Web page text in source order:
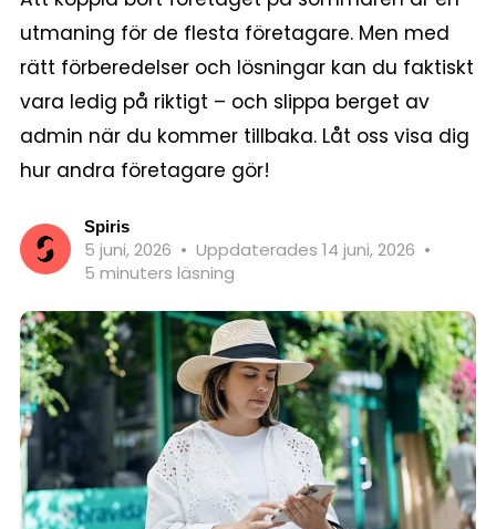
utmaning för de flesta företagare. Men med
rätt förberedelser och lösningar kan du faktiskt
vara ledig på riktigt – och slippa berget av
admin när du kommer tillbaka. Låt oss visa dig
hur andra företagare gör!
Spiris
5 juni, 2026 • Uppdaterades 14 juni, 2026 •
5 minuters läsning